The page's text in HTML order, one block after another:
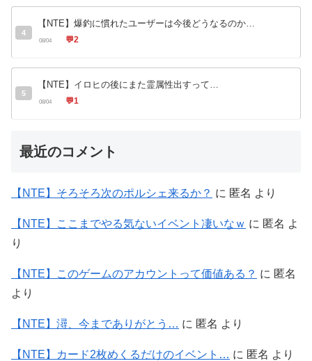
4
【NTE】爆釣に慣れたユーザーは今後どうなるのか…
08/04 💬2
5
【NTE】イロヒの後にまた霊属性出すって…
08/04 💬1
最近のコメント
【NTE】そろそろ次のポルシェ来るか？ に 匿名 より
【NTE】ここまでやる気ないイベント凄いなｗ に 匿名 よ
り
【NTE】このゲームのアカウントって価値ある？ に 匿名
より
【NTE】潯、今までありがとう… に 匿名 より
【NTE】カード2枚めくるだけのイベント… に 匿名 より